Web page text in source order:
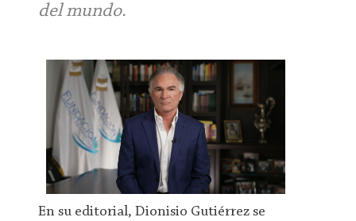
del mundo.
En su editorial, Dionisio Gutiérrez se